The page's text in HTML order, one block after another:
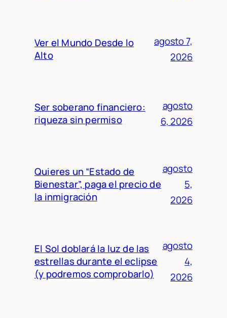
Ver el Mundo Desde lo
Alto
agosto 7,
2026
Ser soberano financiero:
riqueza sin permiso
agosto
6, 2026
Quieres un “Estado de
Bienestar”, paga el precio de
la inmigración
agosto
5,
2026
El Sol doblará la luz de las
estrellas durante el eclipse
(y podremos comprobarlo)
agosto
4,
2026